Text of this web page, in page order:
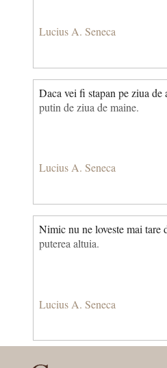
Lucius A. Seneca
Daca vei fi stapan pe ziua de
putin de ziua de maine.
Lucius A. Seneca
Nimic nu ne loveste mai tare
puterea altuia.
Lucius A. Seneca